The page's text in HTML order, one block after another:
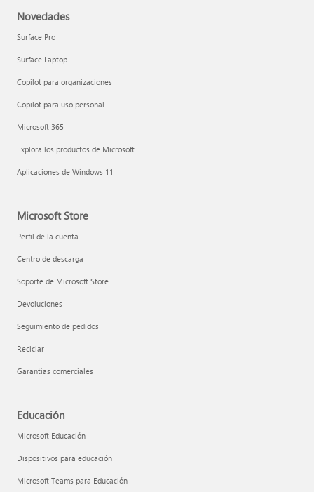
Novedades
Surface Pro
Surface Laptop
Copilot para organizaciones
Copilot para uso personal
Microsoft 365
Explora los productos de Microsoft
Aplicaciones de Windows 11
Microsoft Store
Perfil de la cuenta
Centro de descarga
Soporte de Microsoft Store
Devoluciones
Seguimiento de pedidos
Reciclar
Garantías comerciales
Educación
Microsoft Educación
Dispositivos para educación
Microsoft Teams para Educación